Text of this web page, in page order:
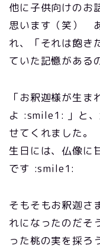
他に子供向けのお
思います（笑）
れ、「それは飽き
ていた記憶がある
「お釈迦様が生
よ :smile1: 」と
せてくれました
生日には、仏像に
です :smile1:
そもそもお釈迦さ
れになったのだ
った桃の実を採